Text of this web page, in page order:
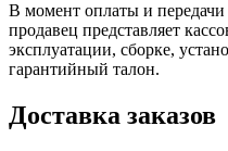
В момент оплаты и
продавец представляет
эксплуатации, сборке,
гарантийный талон.
Доставка заказов